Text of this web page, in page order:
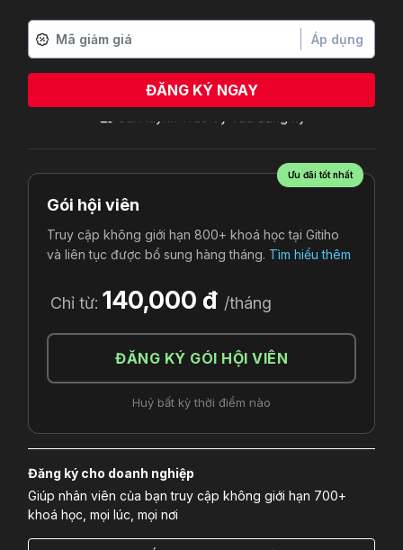
Áp dụng
ĐĂNG KÝ NGAY
Ưu đãi tốt nhất
Gói hội viên
Truy cập không giới hạn 800+ khoá học tại Gitiho
và liên tục được bổ sung hàng tháng. Tìm hiểu thêm
Chỉ từ: 140,000 đ /tháng
ĐĂNG KÝ GÓI HỘI VIÊN
Huỷ bất kỳ thời điểm nào
Đăng ký cho doanh nghiệp
Giúp nhân viên của bạn truy cập không giới hạn 700+
khoá học, mọi lúc, mọi nơi